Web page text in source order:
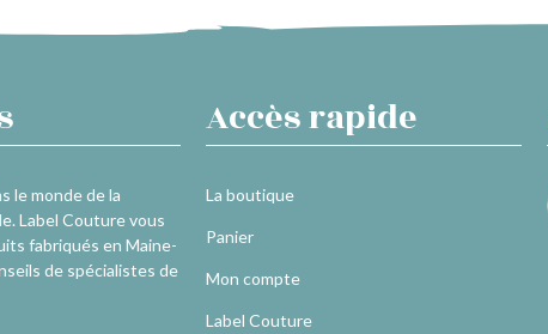
le monde de la
Label Couture vous
fabriqués en Maine-
de spécialistes de
Accès rapide
La boutique
Panier
Mon compte
Label Couture